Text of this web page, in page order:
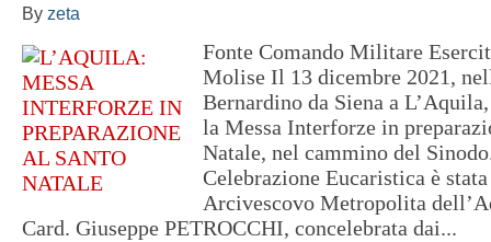
By zeta
Fonte Comando Militare
Molise Il 13 dicembre 2021,
Bernardino da Siena a
la Messa Interforze in
Natale, nel cammino del
Celebrazione Eucaristica è
Arcivescovo Metropolita
Card. Giuseppe PETROCCHI, concelebrata dai...